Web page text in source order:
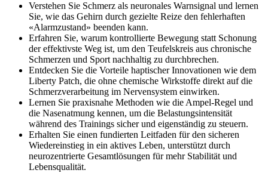
Verstehen Sie Schmerz als neuronales Warnsignal und lernen
Sie, wie das Gehirn durch gezielte Reize den fehlerhaften
«Alarmzustand» beenden kann.
Erfahren Sie, warum kontrollierte Bewegung statt Schonung
der effektivste Weg ist, um den Teufelskreis aus chronische
Schmerzen und Sport nachhaltig zu durchbrechen.
Entdecken Sie die Vorteile haptischer Innovationen wie dem
Liberty Patch, die ohne chemische Wirkstoffe direkt auf die
Schmerzverarbeitung im Nervensystem einwirken.
Lernen Sie praxisnahe Methoden wie die Ampel-Regel und
die Nasenatmung kennen, um die Belastungsintensität
während des Trainings sicher und eigenständig zu steuern.
Erhalten Sie einen fundierten Leitfaden für den sicheren
Wiedereinstieg in ein aktives Leben, unterstützt durch
neurozentrierte Gesamtlösungen für mehr Stabilität und
Lebensqualität.